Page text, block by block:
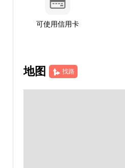
可使用信用卡
地图 找路